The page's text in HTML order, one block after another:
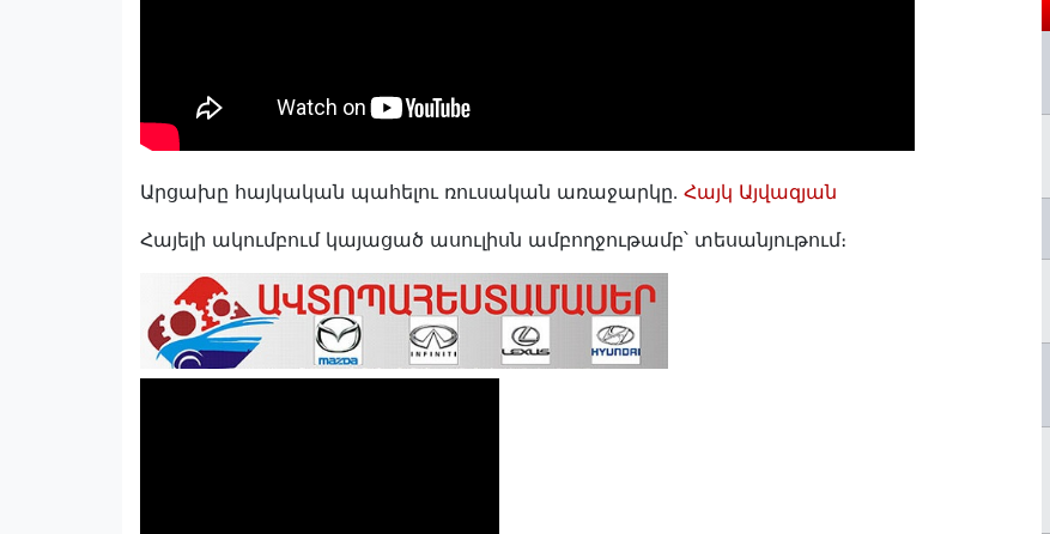
Արցախը հայկական պահելու ռուսական առաջարկը․ Հայկ Այվազյան
Հայելի ակումբում կայացած ասուլիսն ամբողջութամբ՝ տեսանյութում։